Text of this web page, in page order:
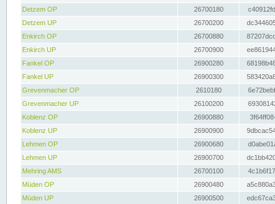
Detzem OP
26700180
Detzem UP
26700200
Enkirch OP
26700880
Enkirch UP
26700900
Fankel OP
26900280
Fankel UP
26900300
Grevenmacher OP
2610180
Grevenmacher UP
26100200
Koblenz OP
26900880
Koblenz UP
26900900
Lehmen OP
26900680
Lehmen UP
26900700
Mehring AMS
26700100
Müden OP
26900480
Müden UP
26900500